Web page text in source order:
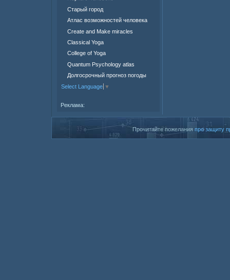
Старый город
Атлас возможностей человека
Create and Make miracles
Classical Yoga
College of Yoga
Quantum Psychology atlas
Долгосрочный прогноз погоды
Select Language ▼
Реклама:
Прочитайте пожелания про защиту